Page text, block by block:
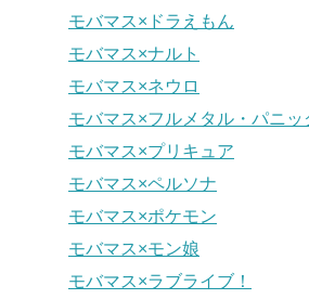
モバマス×ドラえもん
モバマス×ナルト
モバマス×ネウロ
モバマス×フルメタル・パニッ
モバマス×プリキュア
モバマス×ペルソナ
モバマス×ポケモン
モバマス×モン娘
モバマス×ラブライブ！